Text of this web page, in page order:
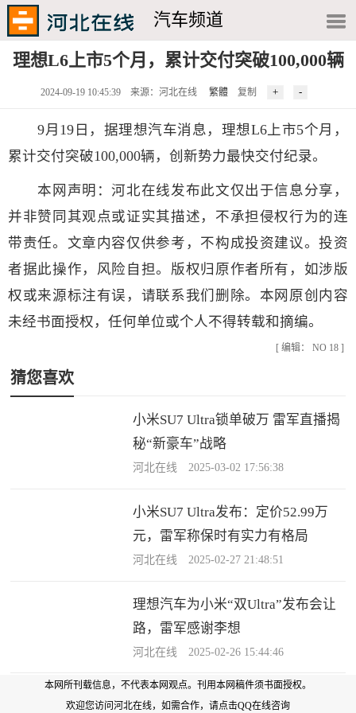
汽车频道
理想L6上市5个月，累计交付突破100,000辆
2024-09-19 10:45:39 来源：河北在线 繁體 复制
9月19日，据理想汽车消息，理想L6上市5个月，
累计交付突破100,000辆，创新势力最快交付纪录。
本网声明：河北在线发布此文仅出于信息分享，
并非赞同其观点或证实其描述，不承担侵权行为的连
带责任。文章内容仅供参考，不构成投资建议。投资
者据此操作，风险自担。版权归原作者所有，如涉版
权或来源标注有误，请联系我们删除。本网原创内容
未经书面授权，任何单位或个人不得转载和摘编。
[ 编辑： NO 18 ]
猜您喜欢
小米SU7 Ultra锁单破万 雷军直播揭
秘“新豪车”战略
河北在线 2025-03-02 17:56:38
小米SU7 Ultra发布：定价52.99万
元，雷军称保时有实力有格局
河北在线 2025-02-27 21:48:51
理想汽车为小米“双Ultra”发布会让
路，雷军感谢李想
河北在线 2025-02-26 15:44:46
本网所刊载信息，不代表本网观点。刊用本网稿件须书面授权。
欢迎您访问河北在线，如需合作， 请点击QQ在线咨询